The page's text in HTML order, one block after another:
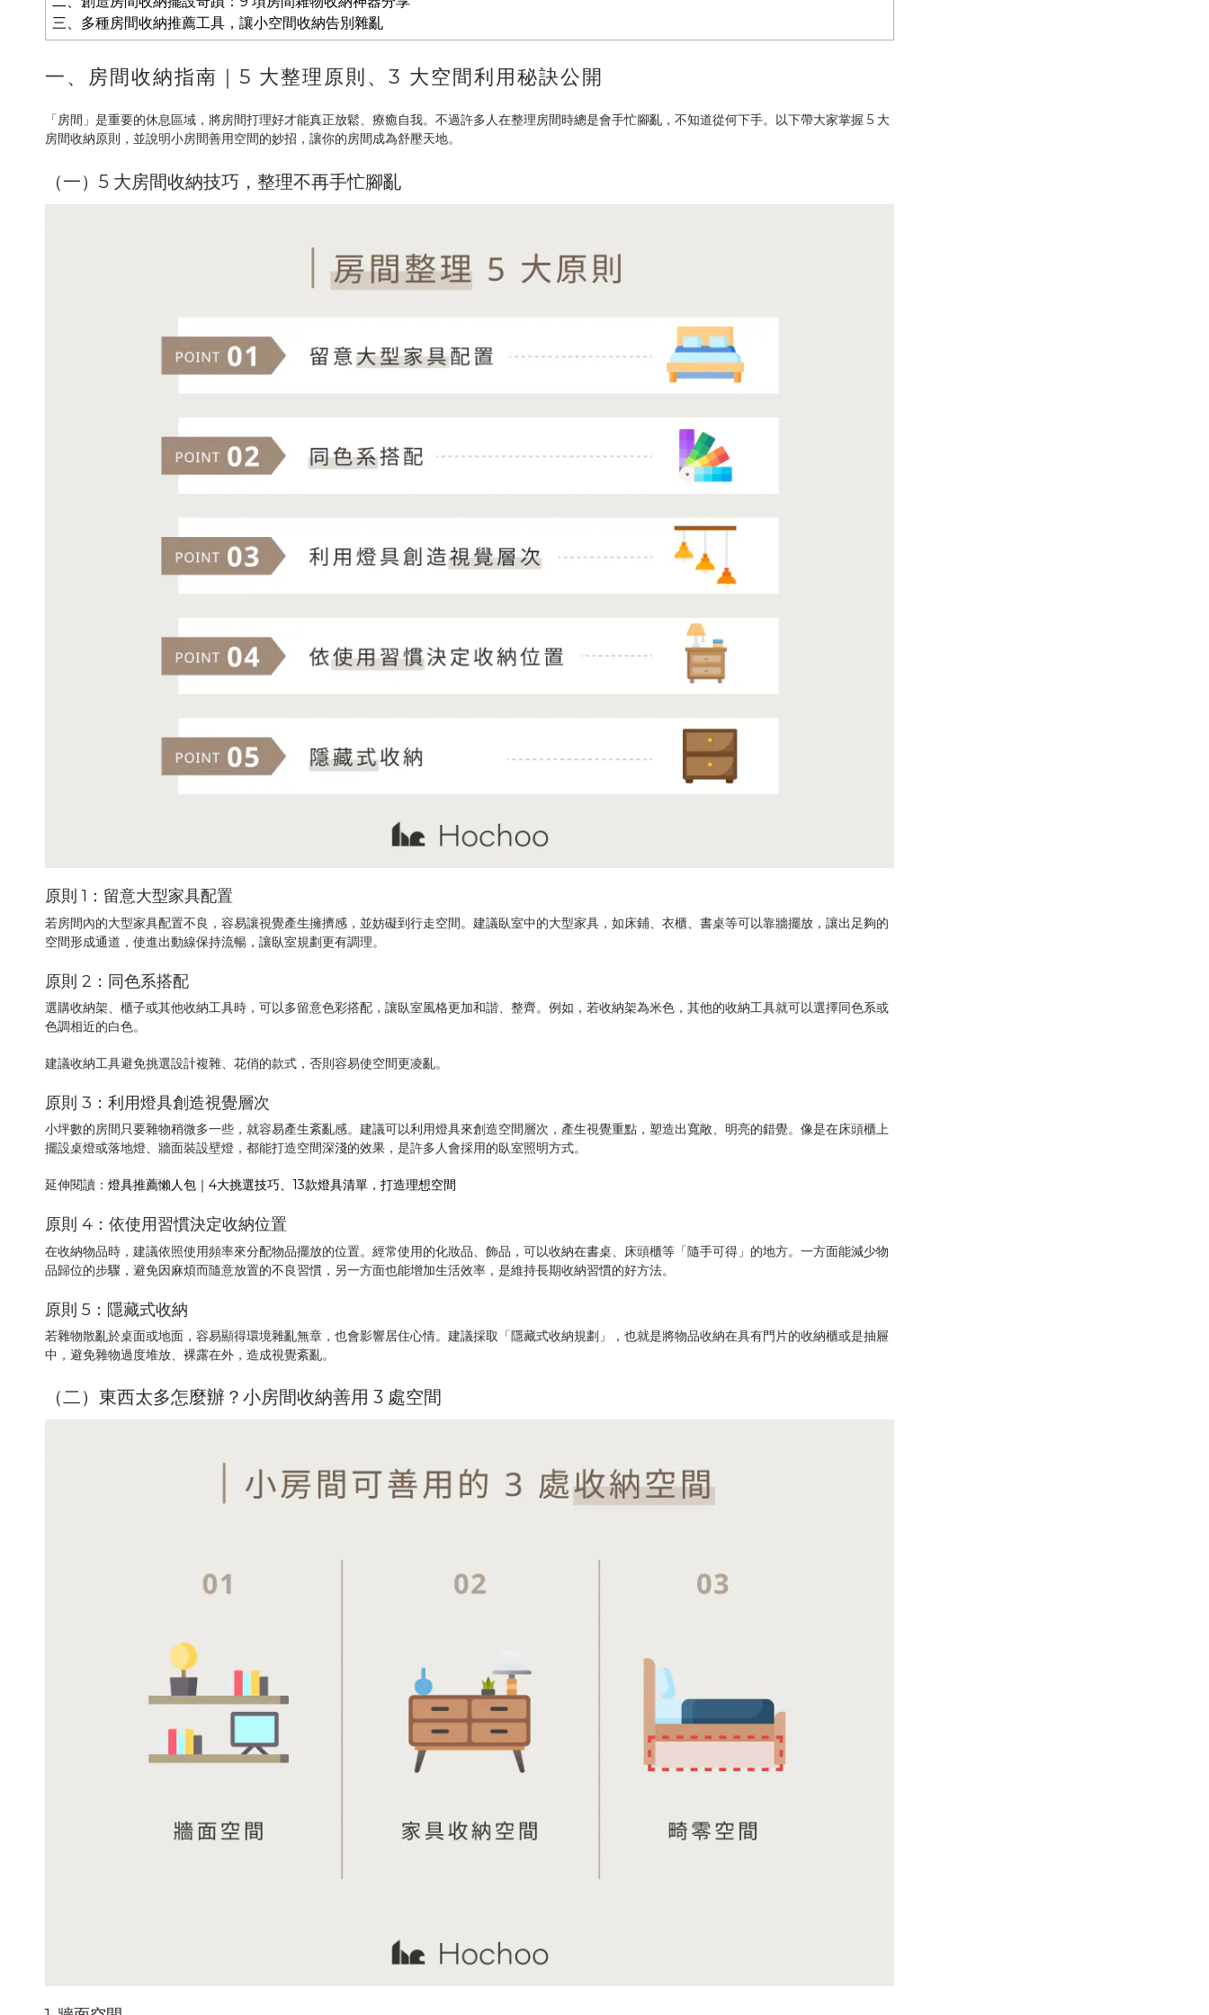
三、多種房間收納推薦工具，讓小空間收納告別雜亂
一、房間收納指南｜5 大整理原則、3 大空間利用秘訣公開
「房間」是重要的休息區域，將房間打理好才能真正放鬆、療癒自我。不過許多人在整理房間時總是會手忙腳亂，不知道從何下手。以下帶大家掌握 5 大
房間收納原則，並說明小房間善用空間的妙招，讓你的房間成為舒壓天地。
（一）5 大房間收納技巧，整理不再手忙腳亂
原則 1：留意大型家具配置
若房間內的大型家具配置不良，容易讓視覺產生擁擠感，並妨礙到行走空間。建議臥室中的大型家具，如床鋪、衣櫃、書桌等可以靠牆擺放，讓出足夠的
空間形成通道，使進出動線保持流暢，讓臥室規劃更有調理。
原則 2：同色系搭配
選購收納架、櫃子或其他收納工具時，可以多留意色彩搭配，讓臥室風格更加和諧、整齊。例如，若收納架為米色，其他的收納工具就可以選擇同色系或
色調相近的白色。
建議收納工具避免挑選設計複雜、花俏的款式，否則容易使空間更凌亂。
原則 3：利用燈具創造視覺層次
小坪數的房間只要雜物稍微多一些，就容易產生紊亂感。建議可以利用燈具來創造空間層次，產生視覺重點，塑造出寬敞、明亮的錯覺。像是在床頭櫃上
擺設桌燈或落地燈、牆面裝設壁燈，都能打造空間深淺的效果，是許多人會採用的臥室照明方式。
延伸閱讀： 燈具推薦懶人包｜4大挑選技巧、13款燈具清單，打造理想空間
原則 4：依使用習慣決定收納位置
在收納物品時，建議依照使用頻率來分配物品擺放的位置。經常使用的化妝品、飾品，可以收納在書桌、床頭櫃等「隨手可得」的地方。一方面能減少物
品歸位的步驟，避免因麻煩而隨意放置的不良習慣，另一方面也能增加生活效率，是維持長期收納習慣的好方法。
原則 5：隱藏式收納
若雜物散亂於桌面或地面，容易顯得環境雜亂無章，也會影響居住心情。建議採取「隱藏式收納規劃」，也就是將物品收納在具有門片的收納櫃或是抽屜
中，避免雜物過度堆放、裸露在外，造成視覺紊亂。
（二）東西太多怎麼辦？小房間收納善用 3 處空間